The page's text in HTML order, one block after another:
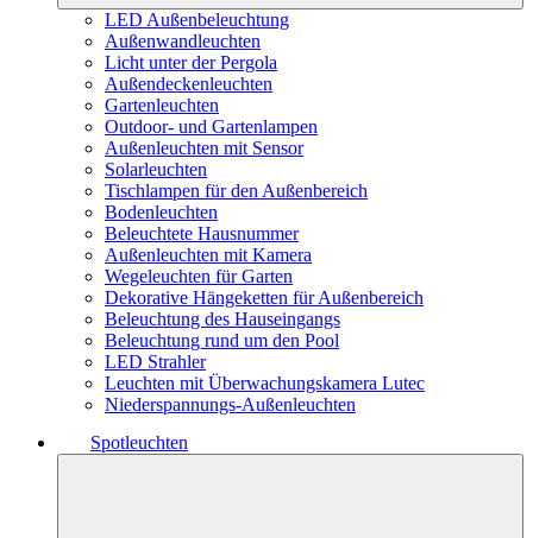
LED Außenbeleuchtung
Außenwandleuchten
Licht unter der Pergola
Außendeckenleuchten
Gartenleuchten
Outdoor- und Gartenlampen
Außenleuchten mit Sensor
Solarleuchten
Tischlampen für den Außenbereich
Bodenleuchten
Beleuchtete Hausnummer
Außenleuchten mit Kamera
Wegeleuchten für Garten
Dekorative Hängeketten für Außenbereich
Beleuchtung des Hauseingangs
Beleuchtung rund um den Pool
LED Strahler
Leuchten mit Überwachungskamera Lutec
Niederspannungs-Außenleuchten
Spotleuchten